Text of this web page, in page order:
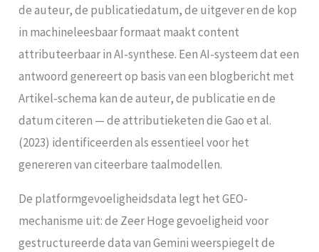
de auteur, de publicatiedatum, de uitgever en de kop
in machineleesbaar formaat maakt content
attributeerbaar in AI-synthese. Een AI-systeem dat een
antwoord genereert op basis van een blogbericht met
Artikel-schema kan de auteur, de publicatie en de
datum citeren — de attributieketen die Gao et al.
(2023) identificeerden als essentieel voor het
genereren van citeerbare taalmodellen.
De platformgevoeligheidsdata legt het GEO-
mechanisme uit: de Zeer Hoge gevoeligheid voor
gestructureerde data van Gemini weerspiegelt de